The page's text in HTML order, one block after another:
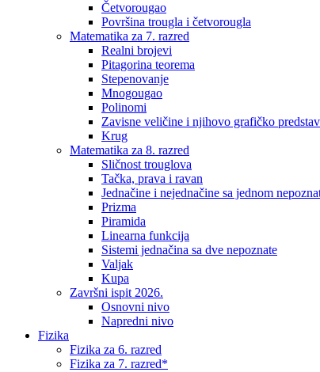
Četvorougao
Površina trougla i četvorougla
Matematika za 7. razred
Realni brojevi
Pitagorina teorema
Stepenovanje
Mnogougao
Polinomi
Zavisne veličine i njihovo grafičko
Krug
Matematika za 8. razred
Sličnost trouglova
Tačka, prava i ravan
Jednačine i nejednačine sa jednom
Prizma
Piramida
Linearna funkcija
Sistemi jednačina sa dve nepoznate
Valjak
Kupa
Završni ispit 2026.
Osnovni nivo
Napredni nivo
Fizika
Fizika za 6. razred
Fizika za 7. razred*